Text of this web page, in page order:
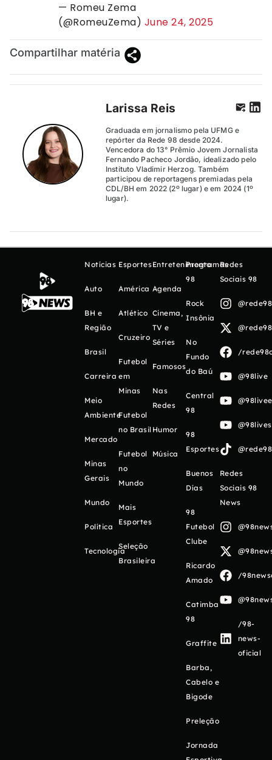
— Romeu Zema
(@RomeuZema) June 24, 2025
Compartilhar matéria
Larissa Reis
Graduada em jornalismo pela UFMG e
repórter da Rede 98 desde 2024.
Vencedora do 13° Prêmio Jovem Jornalista
Fernando Pacheco Jordão, idealizado pelo
Instituto Vladimir Herzog. Também
participou de reportagens premiadas pela
CDL/BH em 2022 (2º lugar) e em 2024 (1º
lugar).
Notícias
Auto
BH e
Região
Brasil
Carreira
Meio
Ambiente
Mercado
Minas
Gerais
Mundo
Política
Tecnologia
Esportes
América
Atlético
Cruzeiro
Futebol
em
Minas
Futebol
no Brasil
Futebol
no
Mundo
Mais
Esportes
Seleção
Brasileira
Entretenimento
Agenda
Cinema,
TV e
Séries
Famosos
Nas
Redes
Humor
Música
Programas
98
Rock
Insônia
No
Fundo
do Baú
Central
98
98
Esportes
Buenos
Días
98
Futebol
Clube
Ricardo
Amado
Catimba
98
Graffite
Barba,
Cabelo e
Bigode
Preleção
Jornada
Redes
Sociais 98
/
@98live
Redes
Sociais 98
News
/
/98-
news-
oficial